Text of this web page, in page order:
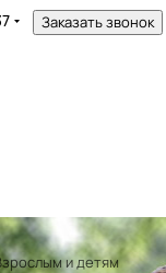
Заказать звонок
и детям